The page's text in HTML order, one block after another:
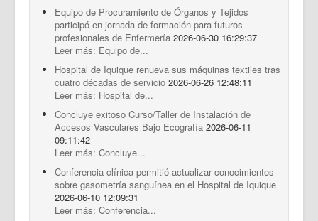
Equipo de Procuramiento de Órganos y Tejidos
participó en jornada de formación para futuros
profesionales de Enfermería 2026-06-30 16:29:37
Leer más: Equipo de...
Hospital de Iquique renueva sus máquinas textiles tras
cuatro décadas de servicio 2026-06-26 12:48:11
Leer más: Hospital de...
Concluye exitoso Curso/Taller de Instalación de
Accesos Vasculares Bajo Ecografía 2026-06-11
09:11:42
Leer más: Concluye...
Conferencia clínica permitió actualizar conocimientos
sobre gasometría sanguínea en el Hospital de Iquique
2026-06-10 12:09:31
Leer más: Conferencia...